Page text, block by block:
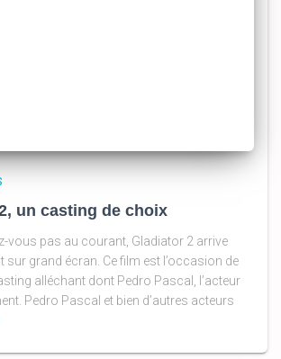
un casting de choix
vous pas au courant, Gladiator 2 arrive
sur grand écran. Ce film est l’occasion de
alléchant dont Pedro Pascal, l’acteur
Pedro Pascal et bien d’autres acteurs